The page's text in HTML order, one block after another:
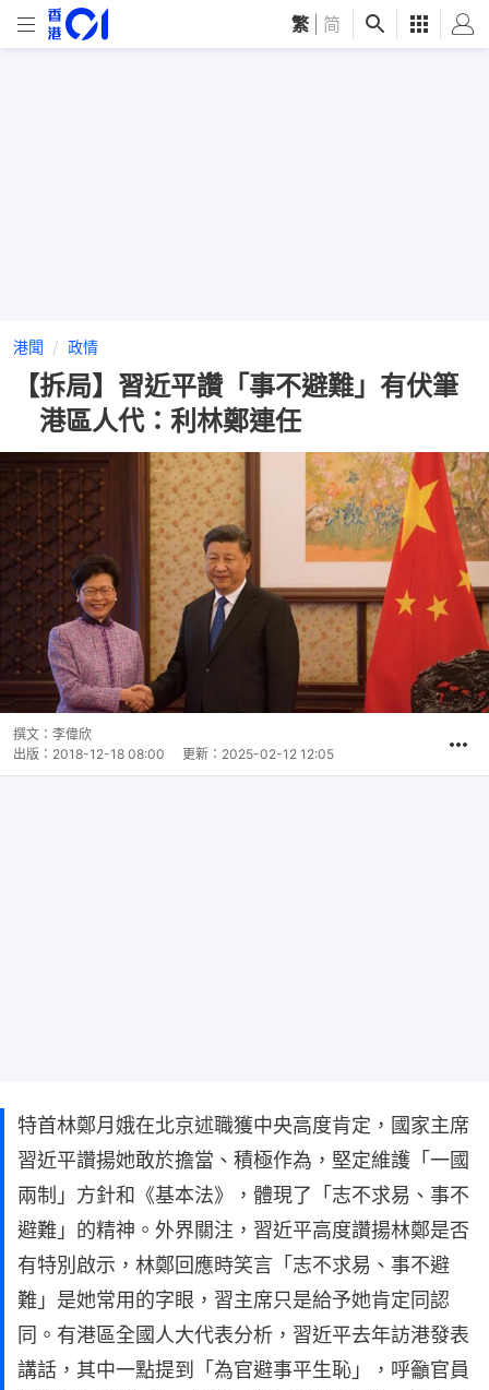
繁 简
港聞 政情
【拆局】習近平讚「事不避難」有伏筆
港區人代：利林鄭連任
撰文： 李偉欣
出版： 2018-12-18 08:00 更新： 2025-02-12 12:05
特首林鄭月娥在北京述職獲中央高度肯定，國家主席
習近平讚揚她敢於擔當、積極作為，堅定維護「一國
兩制」方針和《基本法》，體現了「志不求易、事不
避難」的精神。外界關注，習近平高度讚揚林鄭是否
有特別啟示，林鄭回應時笑言「志不求易、事不避
難」是她常用的字眼，習主席只是給予她肯定同認
同。有港區全國人大代表分析，習近平去年訪港發表
講話，其中一點提到「為官避事平生恥」，呼籲官員